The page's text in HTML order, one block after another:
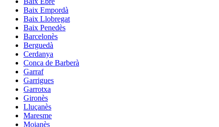
Baix Empordà
Baix Llobregat
Baix Penedès
Barcelonès
Berguedà
Cerdanya
Conca de Barberà
Garraf
Garrigues
Garrotxa
Gironès
Lluçanès
Maresme
Moianès